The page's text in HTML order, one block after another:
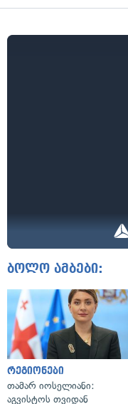
ბოლო ამბები:
რეგიონები
თამარ იოსელიანი:
აგვისტოს თვიდან